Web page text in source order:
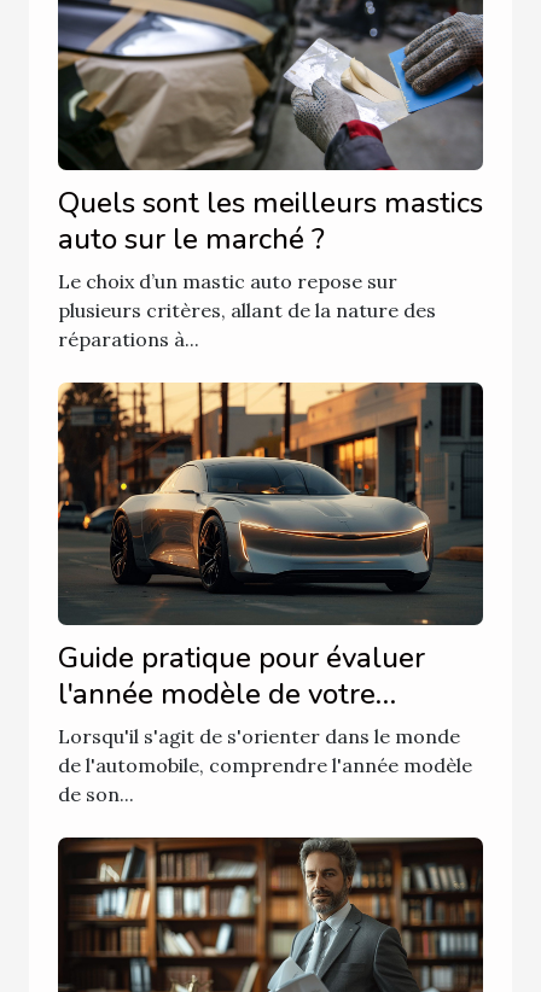
Quels sont les meilleurs mastics
auto sur le marché ?
Le choix d’un mastic auto repose sur
plusieurs critères, allant de la nature des
réparations à...
Guide pratique pour évaluer
l'année modèle de votre
véhicule
Lorsqu'il s'agit de s'orienter dans le monde
de l'automobile, comprendre l'année modèle
de son...